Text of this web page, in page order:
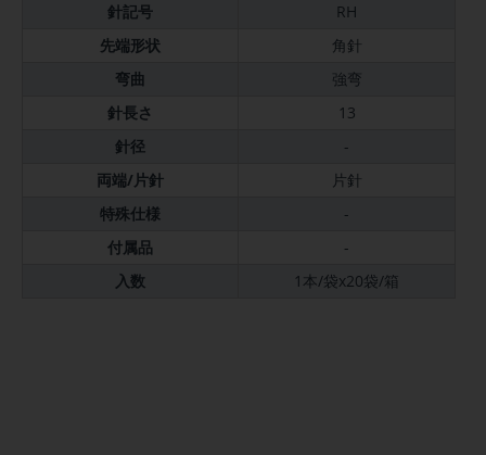
針記号
RH
先端形状
角針
弯曲
強弯
針長さ
13
針径
-
両端/片針
片針
特殊仕様
-
付属品
-
入数
1本/袋x20袋/箱